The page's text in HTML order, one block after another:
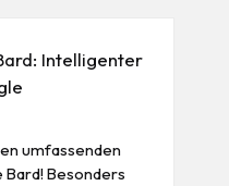
Intelligenter
umfassenden
Besonders